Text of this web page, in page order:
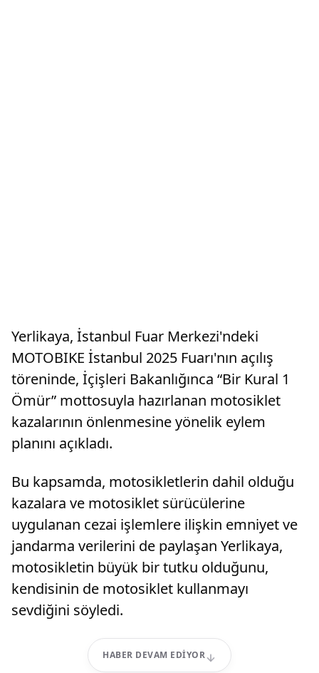
Yerlikaya, İstanbul Fuar Merkezi'ndeki
MOTOBIKE İstanbul 2025 Fuarı'nın açılış
töreninde, İçişleri Bakanlığınca “Bir Kural 1
Ömür” mottosuyla hazırlanan motosiklet
kazalarının önlenmesine yönelik eylem
planını açıkladı.
Bu kapsamda, motosikletlerin dahil olduğu
kazalara ve motosiklet sürücülerine
uygulanan cezai işlemlere ilişkin emniyet ve
jandarma verilerini de paylaşan Yerlikaya,
motosikletin büyük bir tutku olduğunu,
kendisinin de motosiklet kullanmayı
sevdiğini söyledi.
HABER DEVAM EDIYOR